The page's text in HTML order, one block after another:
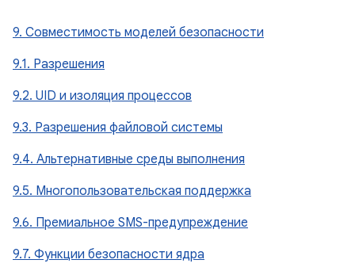
9. Совместимость моделей безопасности
9.1. Разрешения
9.2. UID и изоляция процессов
9.3. Разрешения файловой системы
9.4. Альтернативные среды выполнения
9.5. Многопользовательская поддержка
9.6. Премиальное SMS-предупреждение
9.7. Функции безопасности ядра